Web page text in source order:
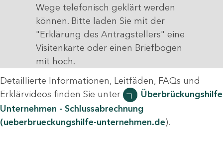
Wege telefonisch geklärt werden
können. Bitte laden Sie mit der
"Erklärung des Antragstellers" eine
Visitenkarte oder einen Briefbogen
mit hoch.
Detaillierte Informationen, Leitfäden, FAQs und
Erklärvideos finden Sie unter
Überbrückungshilfe
Unternehmen - Schlussabrechnung
(ueberbrueckungshilfe-unternehmen.de).